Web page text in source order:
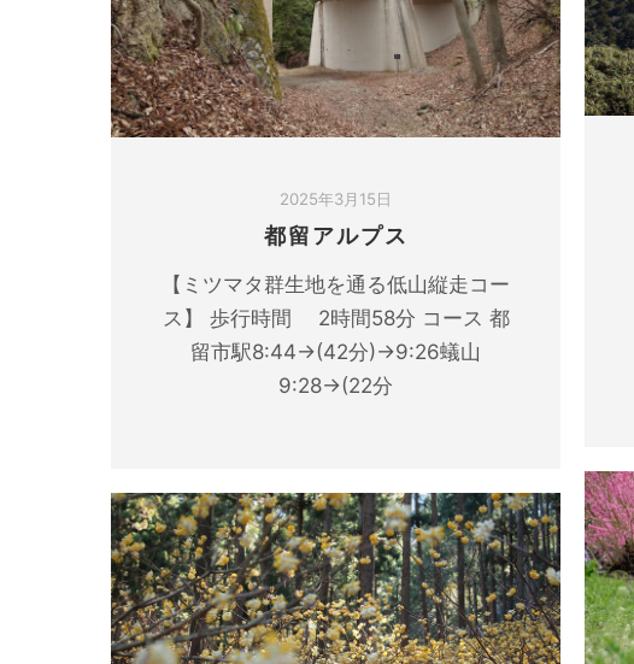
2025年3月15日
都留アルプス
【ミツマタ群生地を通る低山縦走コー
ス】 歩行時間 2時間58分 コース 都
留市駅8:44→(42分)→9:26蟻山
9:28→(22分